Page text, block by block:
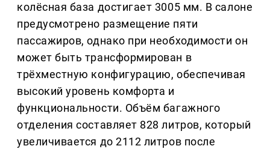
колёсная база достигает 3005 мм. В салоне
предусмотрено размещение пяти
пассажиров, однако при необходимости он
может быть трансформирован в
трёхместную конфигурацию, обеспечивая
высокий уровень комфорта и
функциональности. Объём багажного
отделения составляет 828 литров, который
увеличивается до 2112 литров после